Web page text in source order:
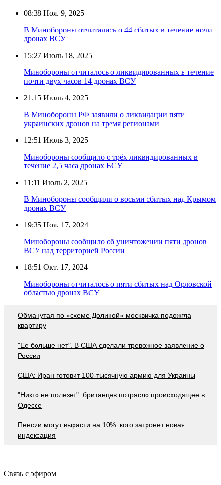
08:38 Ноя. 9, 2025
В Минобороны отчитались о 44 сбитых в течение ночи
дронах ВСУ
15:27 Июль 18, 2025
Минобороны отчиталось о ликвидированных в течение
почти двух часов 14 дронах ВСУ
21:15 Июль 4, 2025
В Минобороны РФ заявили о ликвидации пяти
украинских дронов на тремя регионами
12:51 Июль 3, 2025
Минобороны сообщило о трёх ликвидированных в
течение 2,5 часа дронах ВСУ
11:11 Июль 2, 2025
В Минобороны сообщили о восьми сбитых над Крымом
дронах ВСУ
19:35 Ноя. 17, 2024
Минобороны сообщило об уничтожении пяти дронов
ВСУ над территорией России
18:51 Окт. 17, 2024
Минобороны отчиталось о пяти сбитых над Орловской
областью дронах ВСУ
Обманутая по «схеме Долиной» москвичка подожгла
квартиру
"Ее больше нет". В США сделали тревожное заявление о
России
США: Иран готовит 100-тысячную армию для Украины
"Никто не полезет": британцев потрясло происходящее в
Одессе
Пенсии могут вырасти на 10%: кого затронет новая
индексация
Связь с эфиром